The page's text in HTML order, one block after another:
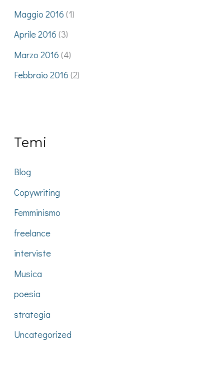
Maggio 2016 (1)
Aprile 2016 (3)
Marzo 2016 (4)
Febbraio 2016 (2)
Temi
Blog
Copywriting
Femminismo
freelance
interviste
Musica
poesia
strategia
Uncategorized